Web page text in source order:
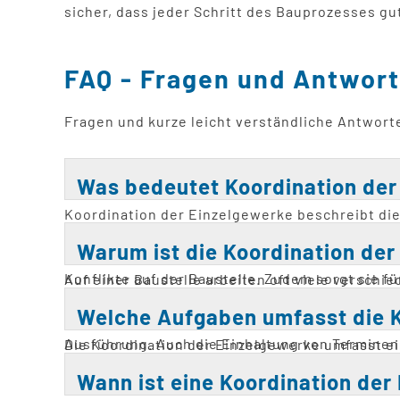
sicher, dass jeder Schritt des Bauprozesses
FAQ - Fragen und
Fragen und kurze leicht verständliche
Was bedeutet Koordination
Koordination der Einzelgewerke beschreibt
beispielsweise Elektriker,
abzustimmen. Dabei wird sichergestellt,
Konflikte auf der Baustelle. Zudem sorgt sie
Warum ist die Koordination
Auf einer Baustelle arbeiten oft viele
verhindert, dass sich Gewerke gegenseitig
Ausführung. Auch die Einhaltung von
Welche Aufgaben umfasst die
Die Koordination der Einzelgewerke umfasst
gehört dazu. Probleme oder Verzögerungen
Wann ist eine Koordination